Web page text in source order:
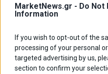
MarketNews.gr - Do Not
Information
If you wish to opt-out of the
processing of your personal
targeted advertising by us,
section to confirm your
τον πλοηγό για την επόμενη φορά